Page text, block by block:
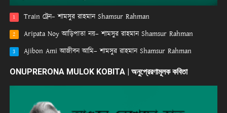
1 Train ট্রেন– শামসুর রাহমান Shamsur Rahman
2 Aripata Noy আড়িপাতা নয়– শামসুর রাহমান Shamsur Rahman
3 Ajibon Ami আজীবন আমি– শামসুর রাহমান Shamsur Rahman
ONUPRERONA MULOK KOBITA | অনুপ্রেরণামূলক কবিতা